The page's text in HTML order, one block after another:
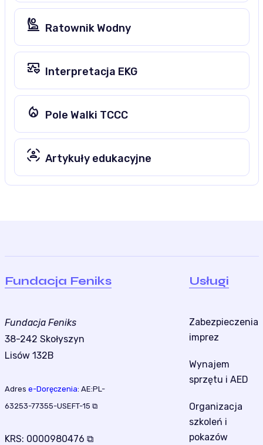
person_raised_hand Ratownik Wodny
ecg Interpretacja EKG
mode_heat Pole Walki TCCC
sensor_occupied Artykuły edukacyjne
Fundacja Feniks
Fundacja Feniks
38-242 Skołyszyn
Lisów 132B
Adres e-Doręczenia: AE:PL-
63253-77355-USEFT-15 ⧉
KRS: 0000980476 ⧉
Usługi
Zabezpieczenia
imprez
Wynajem
sprzętu i AED
Organizacja
szkoleń i
pokazów